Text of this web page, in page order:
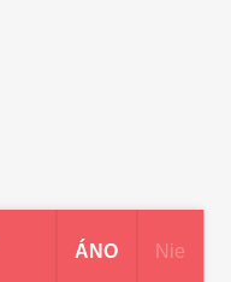
ÁNO Nie